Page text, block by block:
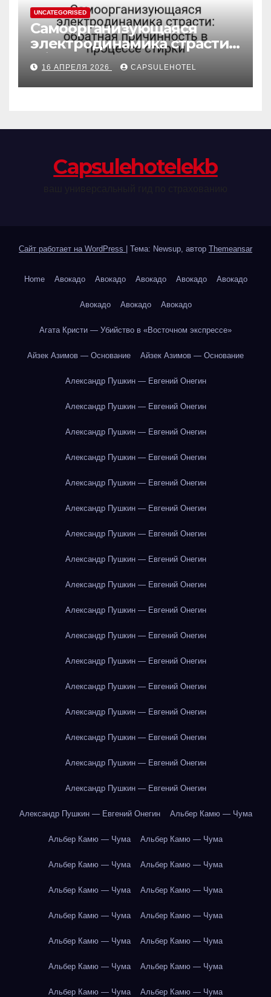
UNCATEGORISED
Самоорганизующаяся
электродинамика страсти:
обратная причинность в
процессе стирки
16 АПРЕЛЯ 2026 CAPSULEHOTEL
Сapsulehotelekb
Сайт работает на WordPress Тема: Newsup, автор Themeansar
Home Авокадо Авокадо Авокадо Авокадо Авокадо
Авокадо Авокадо Авокадо
Агата Кристи — Убийство в «Восточном экспрессе»
Айзек Азимов — Основание Айзек Азимов — Основание
Александр Пушкин — Евгений Онегин
Александр Пушкин — Евгений Онегин
Александр Пушкин — Евгений Онегин
Александр Пушкин — Евгений Онегин
Александр Пушкин — Евгений Онегин
Александр Пушкин — Евгений Онегин
Александр Пушкин — Евгений Онегин
Александр Пушкин — Евгений Онегин
Александр Пушкин — Евгений Онегин
Александр Пушкин — Евгений Онегин
Александр Пушкин — Евгений Онегин
Александр Пушкин — Евгений Онегин
Александр Пушкин — Евгений Онегин
Александр Пушкин — Евгений Онегин
Александр Пушкин — Евгений Онегин
Александр Пушкин — Евгений Онегин
Александр Пушкин — Евгений Онегин
Александр Пушкин — Евгений Онегин Альбер Камю — Чума
Альбер Камю — Чума Альбер Камю — Чума
Альбер Камю — Чума Альбер Камю — Чума
Альбер Камю — Чума Альбер Камю — Чума
Альбер Камю — Чума Альбер Камю — Чума
Альбер Камю — Чума Альбер Камю — Чума
Альбер Камю — Чума Альбер Камю — Чума
Альбер Камю — Чума Альбер Камю — Чума